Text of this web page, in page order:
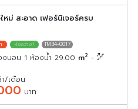
หม่ สะอาด เฟอร์นิเจอร์ครบ
TM34-0017
งนอน 1 ห้องน้ำ 29.00 m2 -
า/เดือน
บาท